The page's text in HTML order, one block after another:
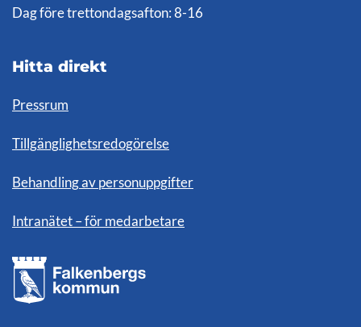
Dag före trettondagsafton: 8-16
Hitta direkt
Pressrum
Tillgänglighetsredogörelse
Behandling av personuppgifter
Intranätet – för medarbetare